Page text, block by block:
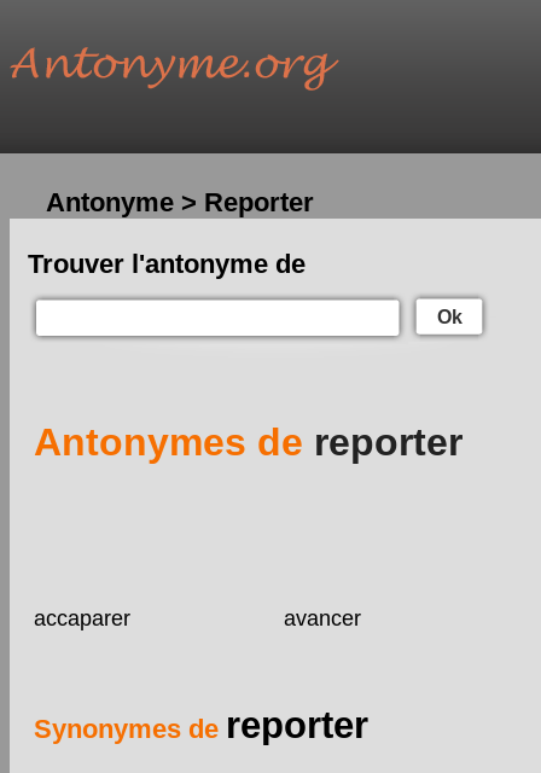
Antonyme > Reporter
Trouver l'antonyme de
Ok
Antonymes de reporter
accaparer avancer
Synonymes de reporter